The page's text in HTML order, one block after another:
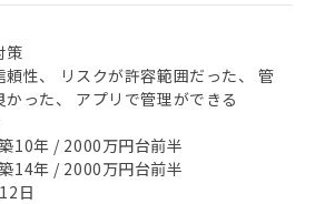
策
頼性、 リスクが許容範囲だった、 管
かった、 アプリで管理ができる
10年 / 2000万円台前半
14年 / 2000万円台前半
日